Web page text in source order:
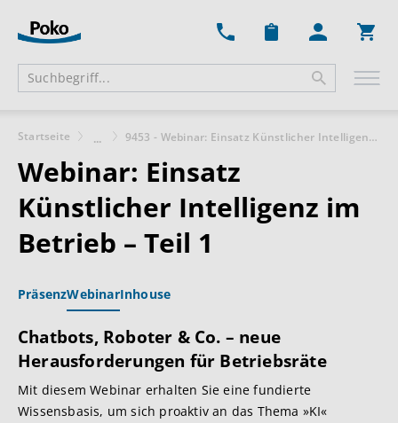
Startseite ... 9453 - Webinar: Einsatz Künstlicher Intelligenz im Betrieb – Teil 1
Webinar: Einsatz
Künstlicher Intelligenz im
Betrieb – Teil 1
PräsenzWebinarInhouse
Chatbots, Roboter & Co. – neue
Herausforderungen für Betriebsräte
Mit diesem Webinar erhalten Sie eine fundierte
Wissensbasis, um sich proaktiv an das Thema »KI«